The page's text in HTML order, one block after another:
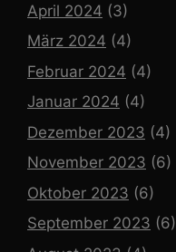
April 2024 (3)
März 2024 (4)
Februar 2024 (4)
Januar 2024 (4)
Dezember 2023 (4)
November 2023 (6)
Oktober 2023 (6)
September 2023 (6)